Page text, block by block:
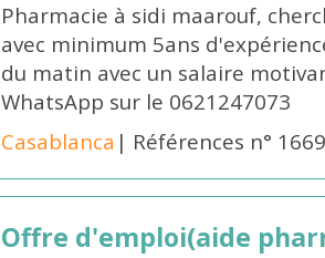
Pharmacie à sidi maarouf,
avec minimum 5ans
du matin avec un salaire
WhatsApp sur le 0621247073
Casablanca | Références n°
Offre d'emploi(aide